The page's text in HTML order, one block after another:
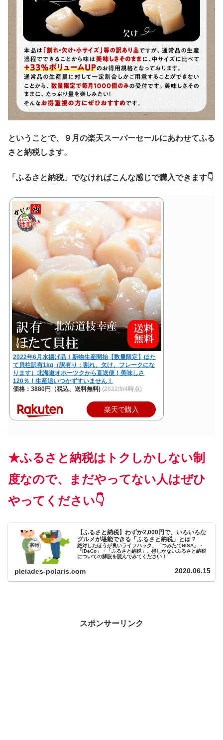
ということで、９月の楽天スーパーセールにあわせてふる
さと納税します。
「ふるさと納税」でなければこんな感じで購入できます👇
2022年6月水揚げ品！新物生産開始【数量限定】ほた
て貝柱訳有1kg（訳有り：割れ、欠け、フレークにな
ります）北海道オホーツクから直送便！美味しさ
120％！生産追いつかずすいません！
価格：3880円（税込、送料無料) (2022/9/4時点)
楽天で購入
★ふるさと納税はトクしかしない制
度なので、まだやってない人はぜひ
やってください👇
【ふるさと納税】わずか2,000円で、いろいろな
グルメが堪能できる「ふるさと納税」とは？
絶対したほうが良いライフハック、「つみたてNISA」・
「iDeCo」・「ふるさと納税」。得しかないふるさと納税
についての解説を読んでみてください！
pleiades-polaris.com 2020.06.15
スポンサーリンク